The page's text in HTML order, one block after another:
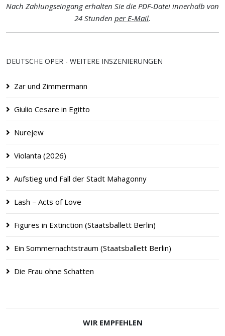
Nach Zahlungseingang erhalten Sie die PDF-Datei innerhalb von
24 Stunden per E-Mail.
DEUTSCHE OPER - WEITERE INSZENIERUNGEN
Zar und Zimmermann
Giulio Cesare in Egitto
Nurejew
Violanta (2026)
Aufstieg und Fall der Stadt Mahagonny
Lash – Acts of Love
Figures in Extinction (Staatsballett Berlin)
Ein Sommernachtstraum (Staatsballett Berlin)
Die Frau ohne Schatten
WIR EMPFEHLEN